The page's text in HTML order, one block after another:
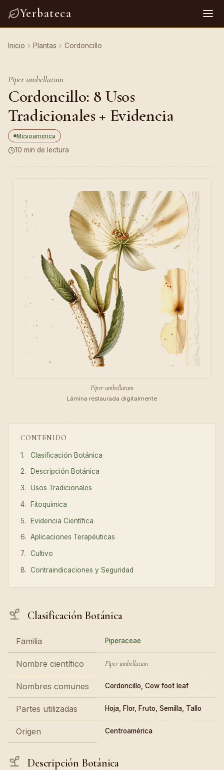
Yerbateca
Inicio › Plantas › Cordoncillo
Piper umbellatum
Cordoncillo: 8 Usos
Tradicionales + Evidencia
Mesoamérica
10 min de lectura
CONTENIDO
Clasificación Botánica
Descripción Botánica
Usos Tradicionales
Fitoquímica
Evidencia Científica
Aplicaciones Terapéuticas
Cultivo
Contraindicaciones y Seguridad
Clasificación Botánica
Familia Piperaceae
Nombre científico Piper umbellatum
Nombres comunes Cordoncillo, Cow foot leaf
Partes utilizadas Hoja, Flor, Fruto, Semilla, Tallo
Origen Centroamérica
Descripción Botánica
Piper umbellatum
Lámina restaurada digitalmente